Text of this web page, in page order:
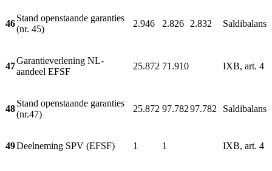
46
Stand openstaande garanties
(nr. 45)
2.946 2.826 2.832 Saldibalans
47
Garantieverlening NL-
aandeel EFSF
25.872 71.910 IXB, art. 4
48
Stand openstaande garanties
(nr.47)
25.872 97.78297.782 Saldibalans
49Deelneming SPV (EFSF) 1 1 IXB, art. 4